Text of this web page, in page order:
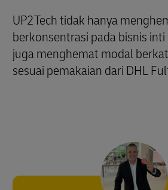
UP2Tech tidak hanya
berkonsentrasi pada bisnis
juga menghemat modal
sesuai pemakaian dari DHL